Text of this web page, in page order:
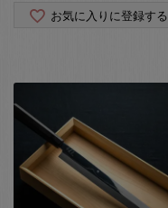
お気に入りに登録する